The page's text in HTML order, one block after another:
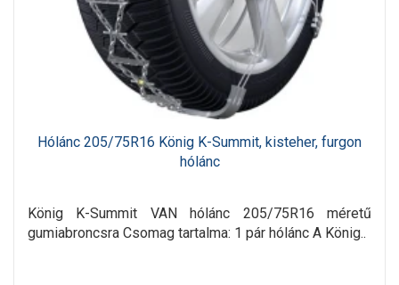
Hólánc 205/75R16 König K-Summit, kisteher, furgon
hólánc
König K-Summit VAN hólánc 205/75R16 méretű
gumiabroncsra Csomag tartalma: 1 pár hólánc A König..